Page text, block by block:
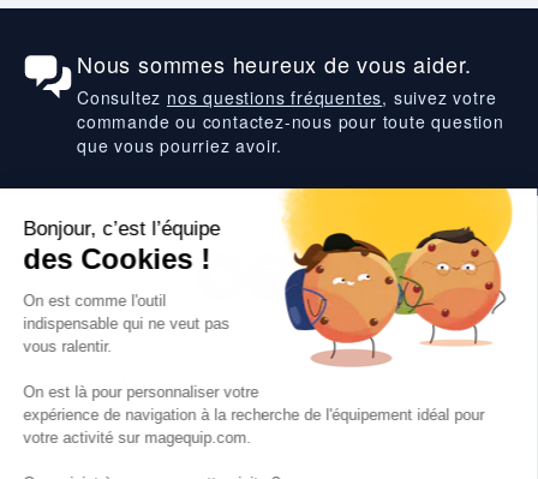
Nous sommes heureux de vous aider.
Consultez nos questions fréquentes, suivez votre
commande ou contactez-nous pour toute question
que vous pourriez avoir.
Suivez-nous
VOS SERVICES
VOS DEMANDES